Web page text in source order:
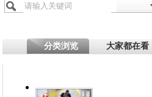
分类浏览 大家都在看